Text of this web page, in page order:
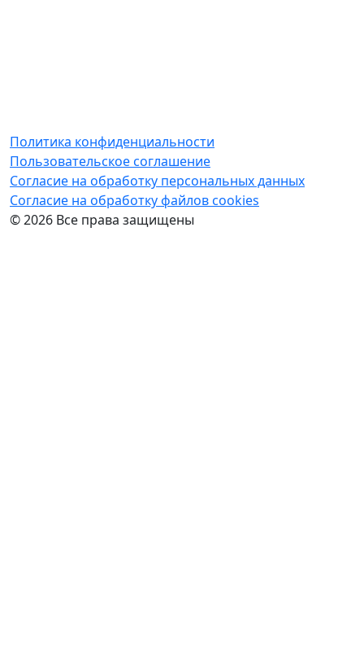
Политика конфиденциальности
Пользовательское соглашение
Согласие на обработку персональных данных
Cогласие на обработку файлов cookies
© 2026 Все права защищены